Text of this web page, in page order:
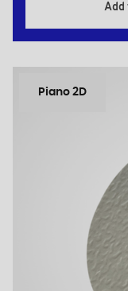
Add
Piano 2D